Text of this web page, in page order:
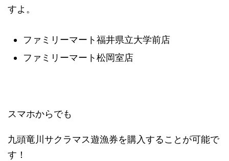
すよ。
ファミリーマート福井県立大学前店
ファミリーマート松岡室店
スマホからでも
九頭竜川サクラマス遊漁券を購入することが可能で
す！